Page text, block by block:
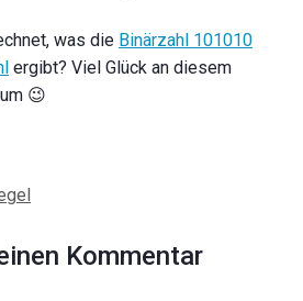
was die Binärzahl 101010
ergibt? Viel Glück an diesem
😉
Kommentar